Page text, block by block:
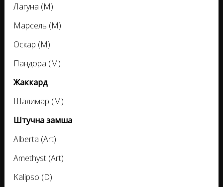
Лагуна (M)
Марсель (M)
Оскар (M)
Пандора (M)
Жаккард
Шалимар (M)
Штучна замша
Alberta (Art)
Amethyst (Art)
Kalipso (D)